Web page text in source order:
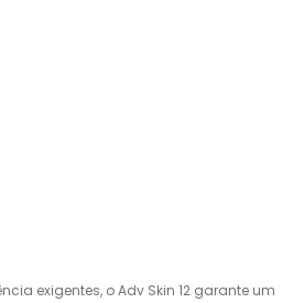
exigentes, o Adv Skin 12 garante um